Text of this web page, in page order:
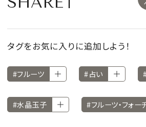
タグをお気に入りに追加しよう！
#フルーツ #占い
#水晶玉子 #フルーツ・フォー